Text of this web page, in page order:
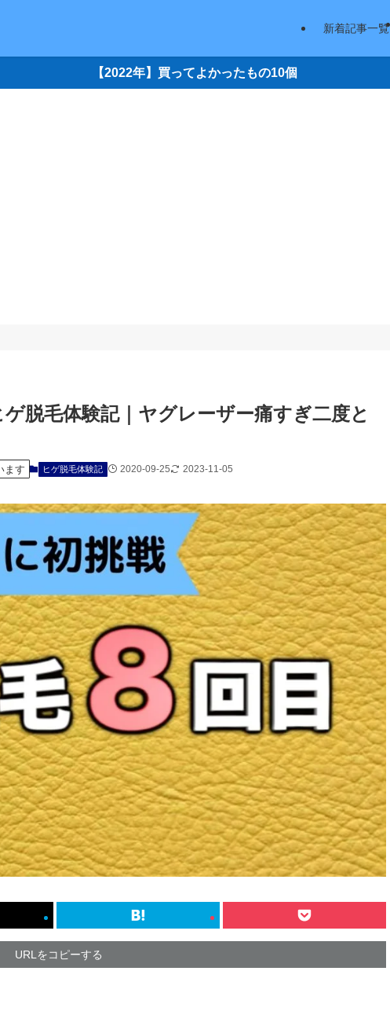
新着記事一覧
【2022年】買ってよかったもの10個
脱毛体験記｜ヤグレーザー痛すぎ二度と
ます ヒゲ脱毛体験記 2020-09-25 2023-11-05
URLをコピーする